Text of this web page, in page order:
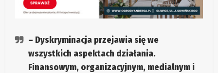
– Dyskryminacja przejawia się we
wszystkich aspektach działania.
Finansowym, organizacyjnym, medialnym i